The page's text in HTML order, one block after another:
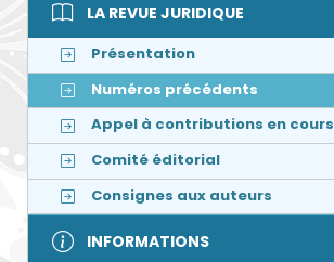
LA REVUE JURIDIQUE
Présentation
Numéros précédents
Appel à contributions en cours
Comité éditorial
Consignes aux auteurs
INFORMATIONS